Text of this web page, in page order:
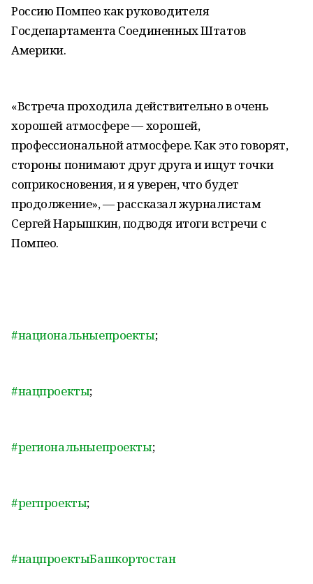
Россию Помпео как руководителя
Госдепартамента Соединенных Штатов
Америки.
«Встреча проходила действительно в очень
хорошей атмосфере — хорошей,
профессиональной атмосфере. Как это говорят,
стороны понимают друг друга и ищут точки
соприкосновения, и я уверен, что будет
продолжение», — рассказал журналистам
Сергей Нарышкин, подводя итоги встречи с
Помпео.
#национальныепроекты;
#нацпроекты;
#региональныепроекты;
#регпроекты;
#нацпроектыБашкортостан